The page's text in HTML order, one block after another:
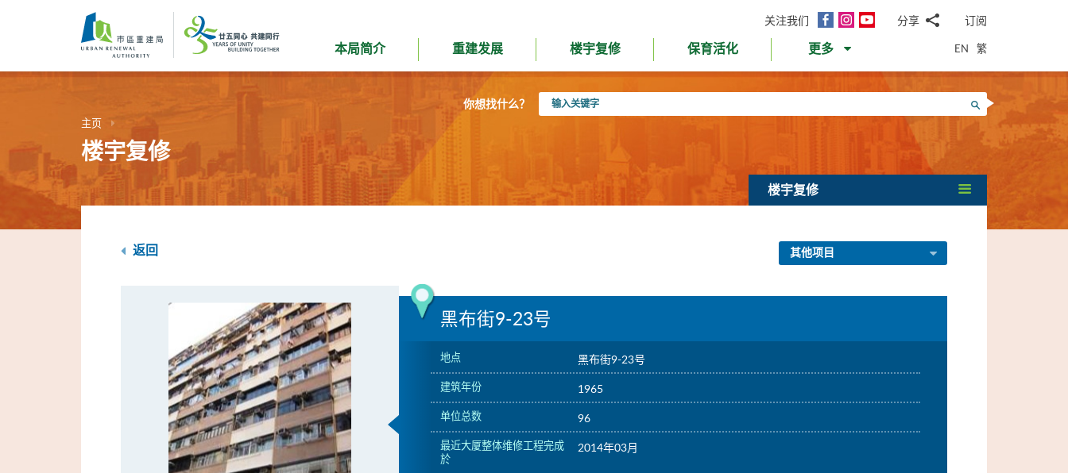
内
关注我们
面
InstagramYouTube分享
邮WhatsApp
微
信
面
书Twitter
LinkedIn
微
订阅
本局简介 重建发展 楼宇复修 保育活化 更多 EN 繁
你想找什么？
入
搜寻
主页
楼宇复修
楼宇复修
返回 其他项目
黑布街9-23号
地点 黑布街9-23号
建筑年份 1965
单位总数 96
最近大厦整体维修工程完成
於
2014年03月